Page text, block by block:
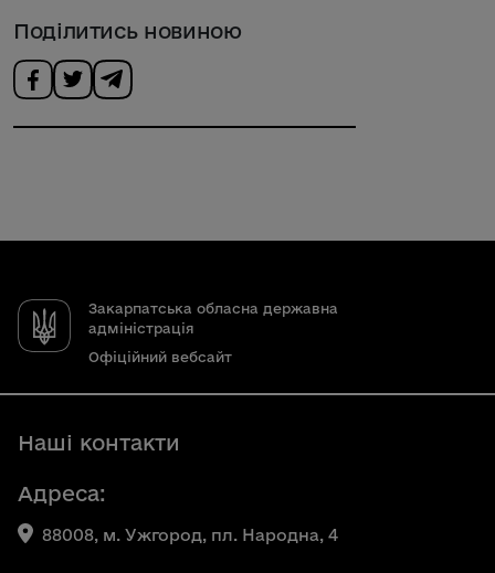
Поділитись новиною
Закарпатська обласна державна
адміністрація
Офіційний вебсайт
Наші контакти
Адреса:
88008, м. Ужгород, пл. Народна, 4